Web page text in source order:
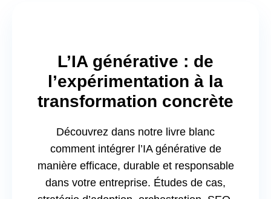
L’IA générative : de
l’expérimentation à la
transformation concrète
Découvrez dans notre livre blanc
comment intégrer l’IA générative de
manière efficace, durable et responsable
dans votre entreprise. Études de cas,